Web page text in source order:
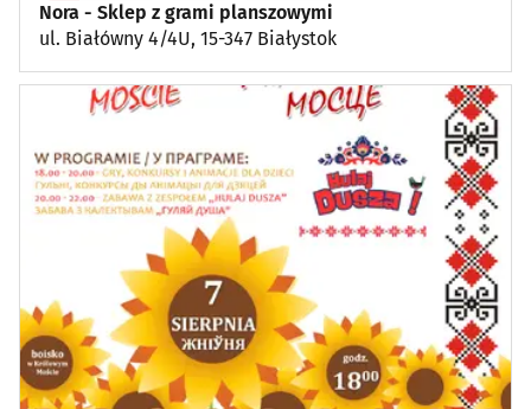
Nora - Sklep z grami planszowymi
ul. Białówny 4/4U, 15-347 Białystok